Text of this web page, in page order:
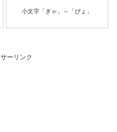
小文字「ぎゃ」～「ぴょ」
ーリンク